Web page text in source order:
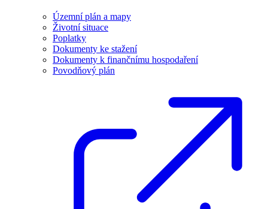
Územní plán a mapy
Životní situace
Poplatky
Dokumenty ke stažení
Dokumenty k finančnímu hospodaření
Povodňový plán